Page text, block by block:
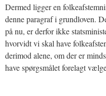
Dermed ligger en
denne paragraf i grundloven.
på nu, er derfor ikke
hvorvidt vi skal have
derimod alene, om der er
have spørgsmålet forelagt